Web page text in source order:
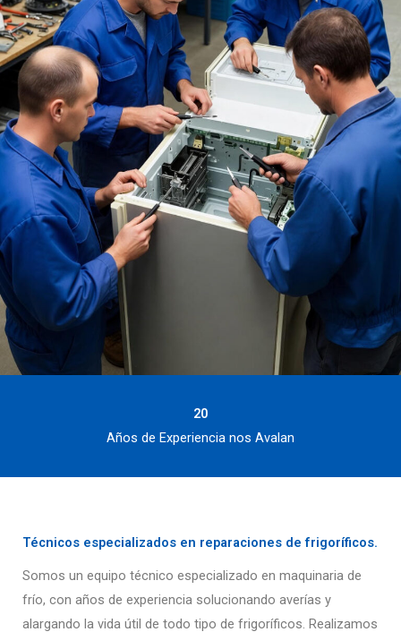
20
Años de Experiencia nos Avalan
Técnicos especializados en reparaciones de frigoríficos.
Somos un equipo técnico especializado en maquinaria de
frío, con años de experiencia solucionando averías y
alargando la vida útil de todo tipo de frigoríficos. Realizamos